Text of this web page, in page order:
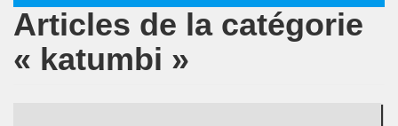
Articles de la catégorie
« katumbi »